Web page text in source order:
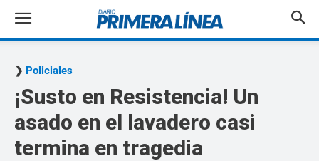
Policiales
¡Susto en Resistencia! Un
asado en el lavadero casi
termina en tragedia